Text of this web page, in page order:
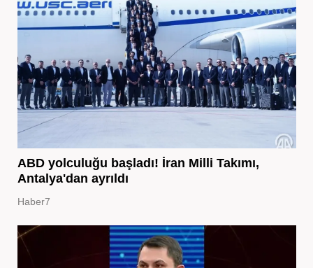
ABD yolculuğu başladı! İran Milli Takımı,
Antalya'dan ayrıldı
Haber7